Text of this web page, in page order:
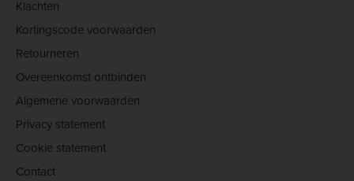
Klachten
Kortingscode voorwaarden
Retourneren
Overeenkomst ontbinden
Algemene voorwaarden
Privacy statement
Cookie statement
Contact